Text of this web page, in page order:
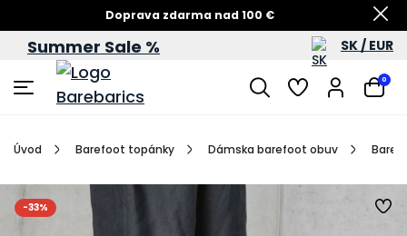
Doprava zdarma nad 100 €
Summer Sale – zľavy až do 60 %
Summer Sale % SK / EUR
0
Úvod Barefoot topánky Dámska barefoot obuv
-33%